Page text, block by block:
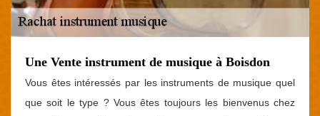
Une Vente instrument de musique à Boisdon
Vous êtes intéressés par les instruments de musique quel
que soit le type ? Vous êtes toujours les bienvenus chez